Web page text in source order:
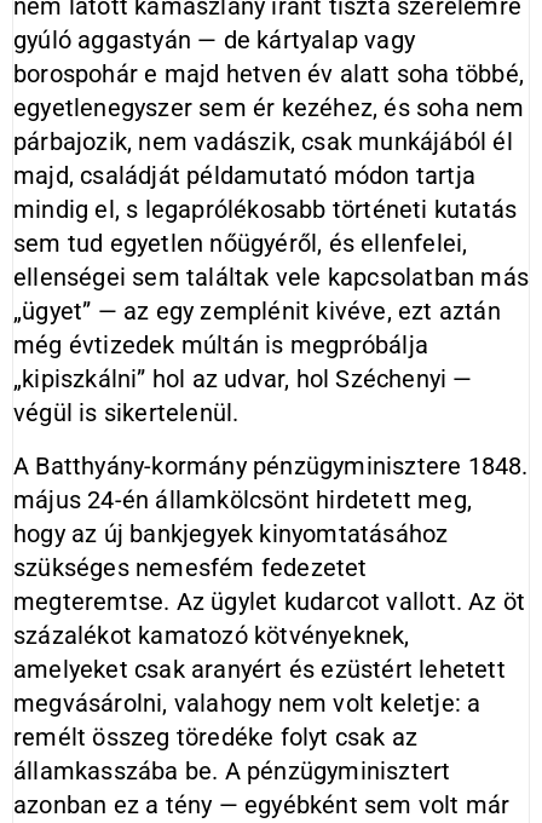
nem látott kamaszlány iránt tiszta szerelemre
gyúló aggastyán — de kártyalap vagy
borospohár e majd hetven év alatt soha többé,
egyetlenegyszer sem ér kezéhez, és soha nem
párbajozik, nem vadászik, csak munkájából él
majd, családját példamutató módon tartja
mindig el, s legaprólékosabb történeti kutatás
sem tud egyetlen nőügyéről, és ellenfelei,
ellenségei sem találtak vele kapcsolatban más
„ügyet” — az egy zemplénit kivéve, ezt aztán
még évtizedek múltán is megpróbálja
„kipiszkálni” hol az udvar, hol Széchenyi —
végül is sikertelenül.
A Batthyány-kormány pénzügyminisztere 1848.
május 24-én államkölcsönt hirdetett meg,
hogy az új bankjegyek kinyomtatásához
szükséges nemesfém fedezetet
megteremtse. Az ügylet kudarcot vallott. Az öt
százalékot kamatozó kötvényeknek,
amelyeket csak aranyért és ezüstért lehetett
megvásárolni, valahogy nem volt keletje: a
remélt összeg töredéke folyt csak az
államkasszába be. A pénzügyminisztert
azonban ez a tény — egyébként sem volt már